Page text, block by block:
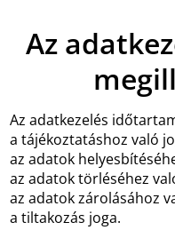
Az
Az adatkezelés
a tájékoztatáshoz való
az adatok
az adatok törléséhez
az adatok zárolásához
a tiltakozás joga.